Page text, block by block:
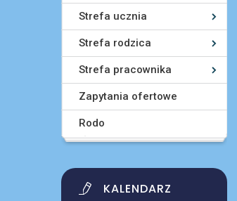
Strefa ucznia
Strefa rodzica
Strefa pracownika
Zapytania ofertowe
Rodo
KALENDARZ